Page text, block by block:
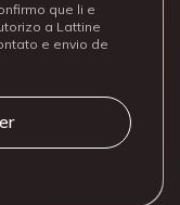
que li e
a Lattine
e envio de